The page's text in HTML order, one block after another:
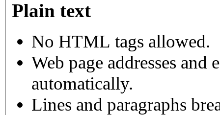
Plain text
No HTML tags allowed.
Web page addresses
automatically.
Lines and paragraphs